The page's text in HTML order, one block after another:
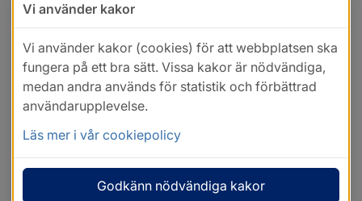
Vi använder kakor
Vi använder kakor (cookies) för att webbplatsen ska
fungera på ett bra sätt. Vissa kakor är nödvändiga,
medan andra används för statistik och förbättrad
användarupplevelse.
Läs mer i vår cookiepolicy
Godkänn nödvändiga kakor